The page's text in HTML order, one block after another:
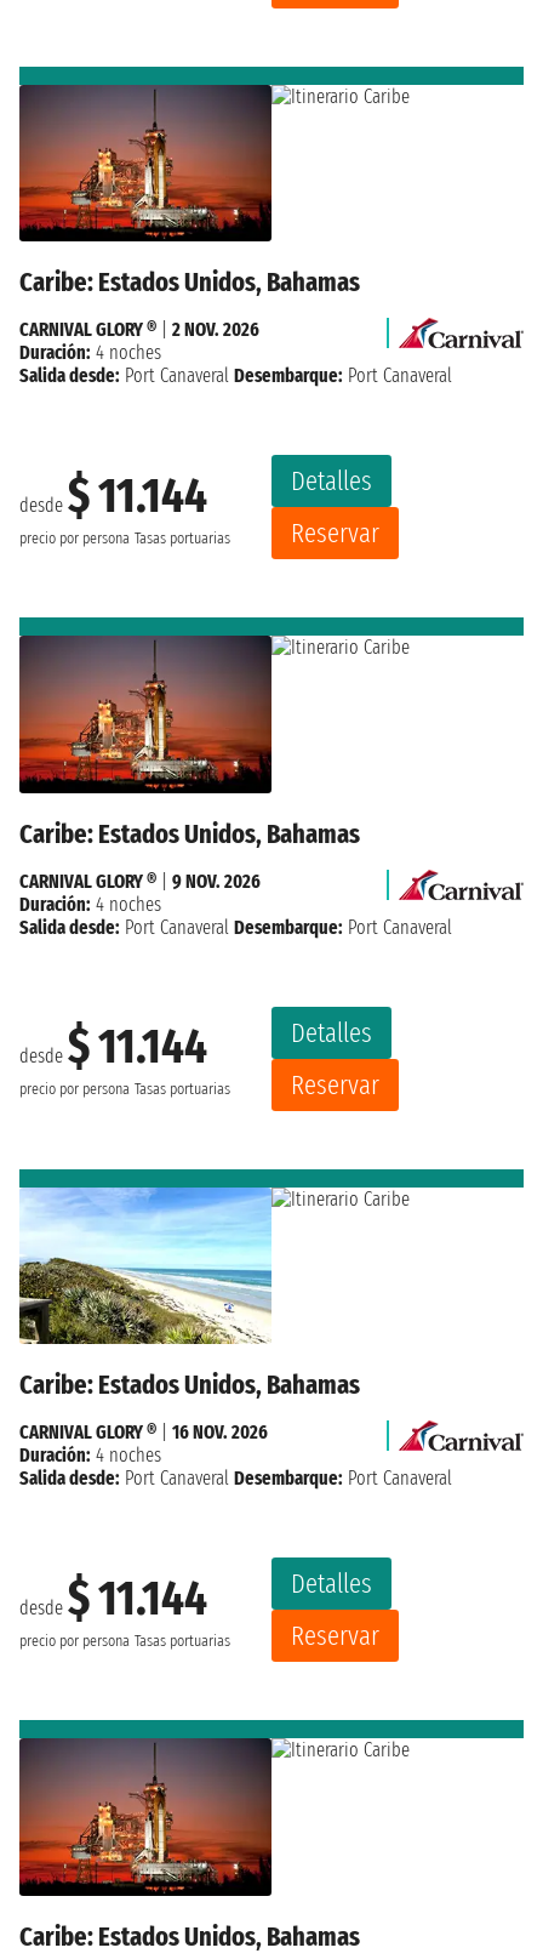
Caribe: Estados Unidos, Bahamas
desde $ 11.144
precio por persona Tasas portuarias
Detalles
Reservar
CARNIVAL GLORY ®
2 NOV. 2026
Duración: 4 noches
Salida desde: Port Canaveral Desembarque: Port Canaveral
Caribe: Estados Unidos, Bahamas
desde $ 11.144
precio por persona Tasas portuarias
Detalles
Reservar
CARNIVAL GLORY ®
9 NOV. 2026
Duración: 4 noches
Salida desde: Port Canaveral Desembarque: Port Canaveral
Caribe: Estados Unidos, Bahamas
desde $ 11.144
precio por persona Tasas portuarias
Detalles
Reservar
CARNIVAL GLORY ®
16 NOV. 2026
Duración: 4 noches
Salida desde: Port Canaveral Desembarque: Port Canaveral
Caribe: Estados Unidos, Bahamas